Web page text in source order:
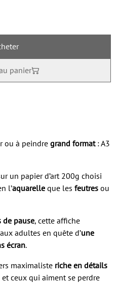
panier
ou à peindre grand format: A3
un papier d’art 200g choisi
l’aquarelle que les feutres ou
de pause, cette affiche
adultes en quête d’une
écran.
maximaliste riche en détails
ceux qui aiment se perdre